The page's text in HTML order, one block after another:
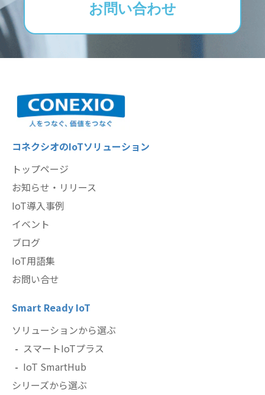
お問い合わせ
コネクシオのIoTソリューション
トップページ
お知らせ・リリース
IoT導入事例
イベント
ブログ
IoT用語集
お問い合せ
Smart Ready IoT
ソリューションから選ぶ
スマートIoTプラス
IoT SmartHub
シリーズから選ぶ